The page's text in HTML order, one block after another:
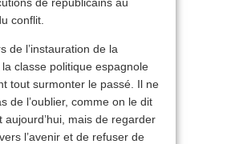
conflit.
de l’instauration de la
classe politique espagnole
tout surmonter le passé. Il ne
de l’oublier, comme on le dit
aujourd’hui, mais de regarder
l’avenir et de refuser de